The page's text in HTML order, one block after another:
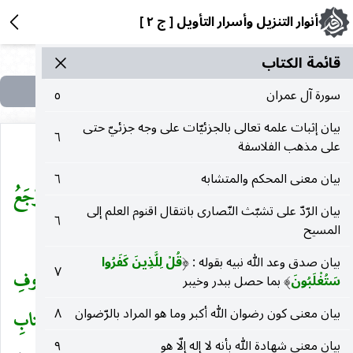
أنوار التنزيل وأسرار التأويل [ ج ٢ ]
قائمة الکتاب
سورة آل عمران
٥
بيان إثبات علمه تعالى بالجزئيّات على وجه جزئيّ حتى
على مذهب الفلاسفة
٦
بيان معنى المحكم والمتشابه
٦
بيان الرّدّ على تشبّث النّصارى بانتقال اقنوم العلم إلى
المسيح
٦
بيان صدق وعد الله نبيه بقوله : (قُلْ لِلَّذِينَ كَفَرُوا
سَتُغْلَبُونَ) بما حصل ببدر وخيبر
٧
بيان معنى كون رضوان الله أكبر وما هو المراد بالرّضوان ٨
بيان معنى شهادة الله بأنه لا إله إلّا هو
٩
وَلِلَّهِ ما فِي السَّماواتِ وَما فِي الْأَرْضِ وَإِلَى اللهِ تُرْجَعُ
الْأُمُورُ
(كُنْتُمْ خَيْرَ أُمَّةٍ أُخْرِجَتْ لِلنَّاسِ تَأْمُرُونَ بِالْمَعْرُوفِ
وَتَنْهَوْنَ عَنِ الْمُنْكَرِ وَتُؤْمِنُونَ بِاللهِ وَلَوْ آمَنَ أَهْلُ الْكِتابِ